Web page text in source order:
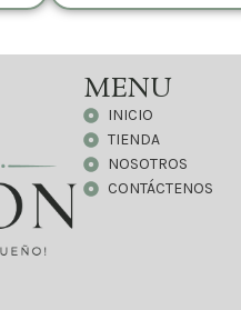
MENU
INICIO
TIENDA
NOSOTROS
CONTÁCTENOS